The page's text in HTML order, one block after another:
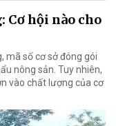
Cơ hội nào cho
mã số cơ sở đóng gói
nông sản. Tuy nhiên,
vào chất lượng của cơ